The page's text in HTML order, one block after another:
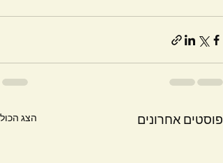
פוסטים אחרונים הצג הכול